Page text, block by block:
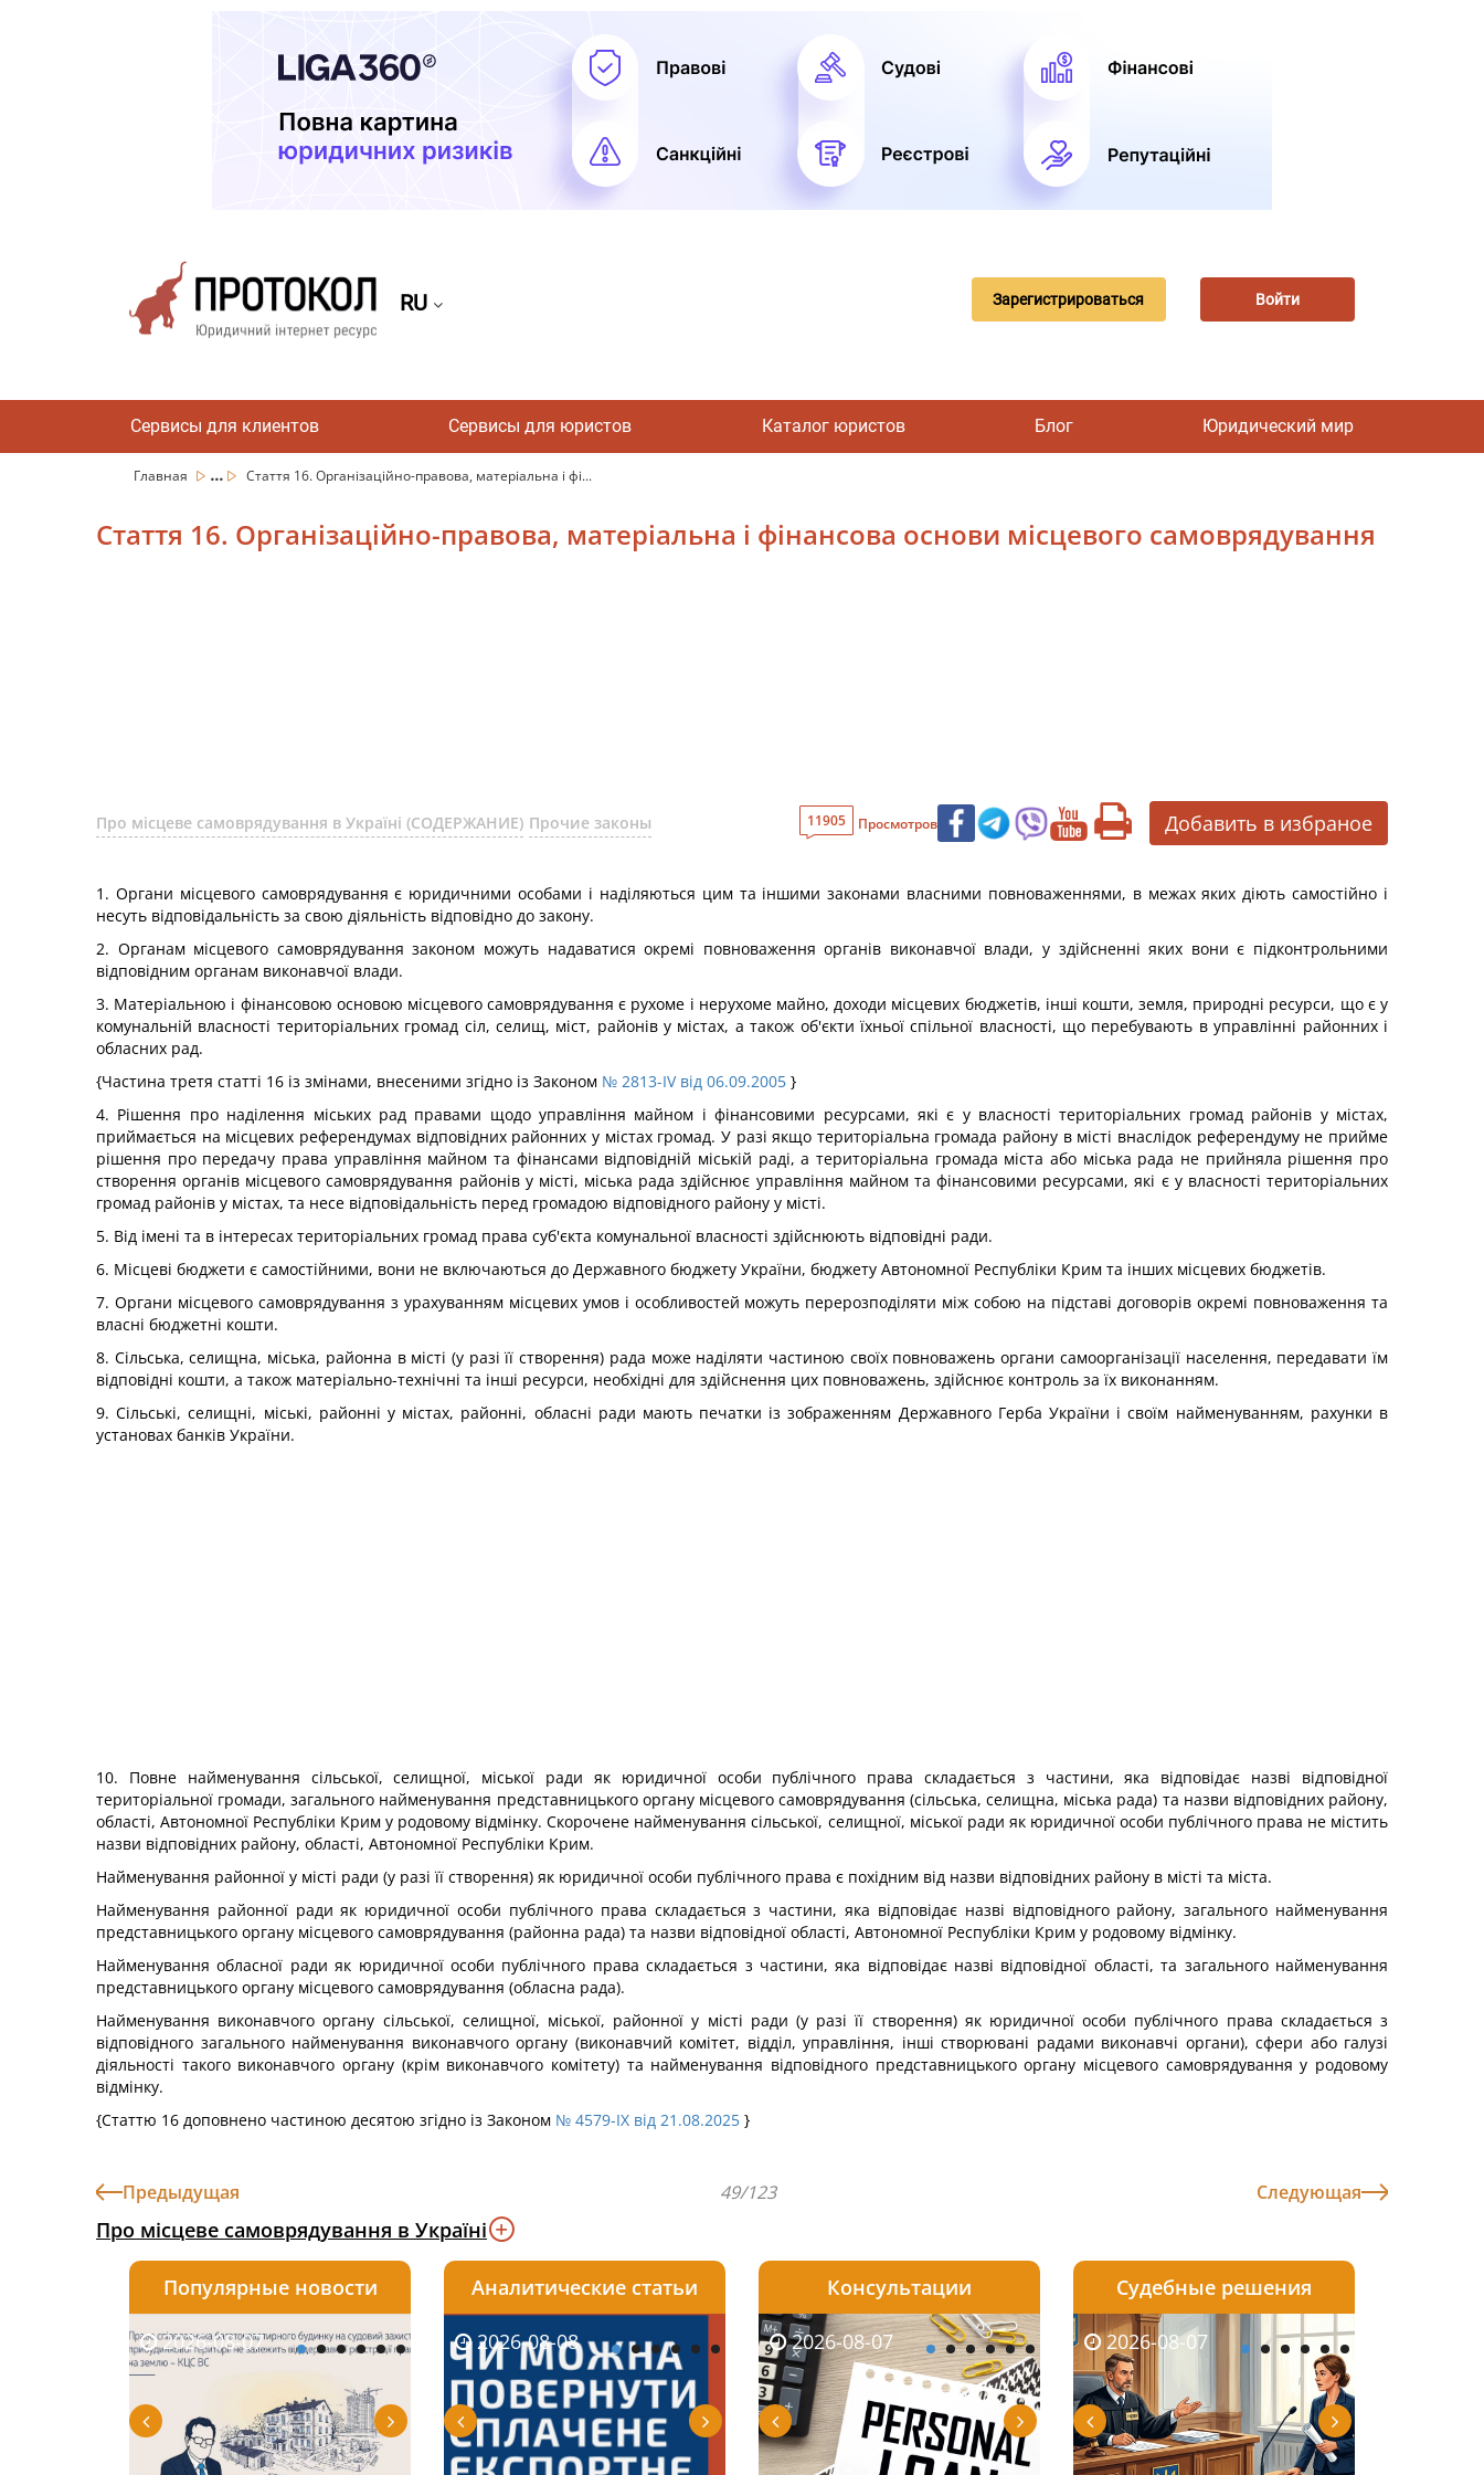
RU Зарегистрироваться Войти
Сервисы для клиентов Сервисы для юристов Каталог юристов Блог Юридический мир
Главная ... Стаття 16. Організаційно-правова, матеріальна і фі...
Стаття 16. Організаційно-правова, матеріальна і фінансова основи місцевого самоврядування
Про місцеве самоврядування в Україні (СОДЕРЖАНИЕ) Прочие законы 11905 Просмотров Добавить в избраное
1. Органи місцевого самоврядування є юридичними особами і наділяються цим та іншими законами власними повноваженнями, в межах яких діють самостійно і
несуть відповідальність за свою діяльність відповідно до закону.
2. Органам місцевого самоврядування законом можуть надаватися окремі повноваження органів виконавчої влади, у здійсненні яких вони є підконтрольними
відповідним органам виконавчої влади.
3. Матеріальною і фінансовою основою місцевого самоврядування є рухоме і нерухоме майно, доходи місцевих бюджетів, інші кошти, земля, природні ресурси, що є у
комунальній власності територіальних громад сіл, селищ, міст, районів у містах, а також об'єкти їхньої спільної власності, що перебувають в управлінні районних і
обласних рад.
{Частина третя статті 16 із змінами, внесеними згідно із Законом № 2813-IV від 06.09.2005 }
4. Рішення про наділення міських рад правами щодо управління майном і фінансовими ресурсами, які є у власності територіальних громад районів у містах,
приймається на місцевих референдумах відповідних районних у містах громад. У разі якщо територіальна громада району в місті внаслідок референдуму не прийме
рішення про передачу права управління майном та фінансами відповідній міській раді, а територіальна громада міста або міська рада не прийняла рішення про
створення органів місцевого самоврядування районів у місті, міська рада здійснює управління майном та фінансовими ресурсами, які є у власності територіальних
громад районів у містах, та несе відповідальність перед громадою відповідного району у місті.
5. Від імені та в інтересах територіальних громад права суб'єкта комунальної власності здійснюють відповідні ради.
6. Місцеві бюджети є самостійними, вони не включаються до Державного бюджету України, бюджету Автономної Республіки Крим та інших місцевих бюджетів.
7. Органи місцевого самоврядування з урахуванням місцевих умов і особливостей можуть перерозподіляти між собою на підставі договорів окремі повноваження та
власні бюджетні кошти.
8. Сільська, селищна, міська, районна в місті (у разі її створення) рада може наділяти частиною своїх повноважень органи самоорганізації населення, передавати їм
відповідні кошти, а також матеріально-технічні та інші ресурси, необхідні для здійснення цих повноважень, здійснює контроль за їх виконанням.
9. Сільські, селищні, міські, районні у містах, районні, обласні ради мають печатки із зображенням Державного Герба України і своїм найменуванням, рахунки в
установах банків України.
10. Повне найменування сільської, селищної, міської ради як юридичної особи публічного права складається з частини, яка відповідає назві відповідної
територіальної громади, загального найменування представницького органу місцевого самоврядування (сільська, селищна, міська рада) та назви відповідних району,
області, Автономної Республіки Крим у родовому відмінку. Скорочене найменування сільської, селищної, міської ради як юридичної особи публічного права не містить
назви відповідних району, області, Автономної Республіки Крим.
Найменування районної у місті ради (у разі її створення) як юридичної особи публічного права є похідним від назви відповідних району в місті та міста.
Найменування районної ради як юридичної особи публічного права складається з частини, яка відповідає назві відповідного району, загального найменування
представницького органу місцевого самоврядування (районна рада) та назви відповідної області, Автономної Республіки Крим у родовому відмінку.
Найменування обласної ради як юридичної особи публічного права складається з частини, яка відповідає назві відповідної області, та загального найменування
представницького органу місцевого самоврядування (обласна рада).
Найменування виконавчого органу сільської, селищної, міської, районної у місті ради (у разі її створення) як юридичної особи публічного права складається з
відповідного загального найменування виконавчого органу (виконавчий комітет, відділ, управління, інші створювані радами виконавчі органи), сфери або галузі
діяльності такого виконавчого органу (крім виконавчого комітету) та найменування відповідного представницького органу місцевого самоврядування у родовому
відмінку.
{Статтю 16 доповнено частиною десятою згідно із Законом № 4579-IX від 21.08.2025 }
Предыдущая 49/123 Следующая
Про місцеве самоврядування в Україні
Популярные новости
2026-08-07 2026-08-06 2026-08-06 2026-08-06 2026-08-05
Аналитические статьи
2026-08-03 2026-08-08 2026-08-07 2026-08-04 2026-08-04
Консультации
2026-08-05 2026-08-07 2026-08-07 2026-08-06
Судебные решения
2026-07-30 2026-08-07